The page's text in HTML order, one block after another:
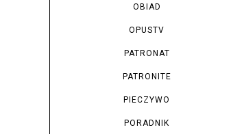
OBIAD
OPUSTV
PATRONAT
PATRONITE
PIECZYWO
PORADNIK